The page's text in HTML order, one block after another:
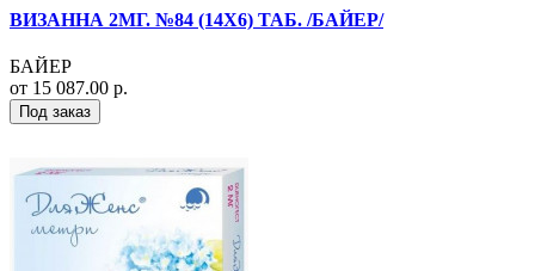
ВИЗАННА 2МГ. №84 (14Х6) ТАБ. /БАЙЕР/
БАЙЕР
от 15 087.00 р.
Под заказ